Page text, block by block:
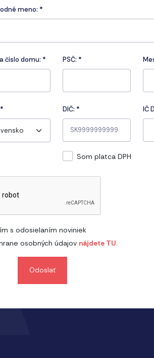
meno: *
číslo domu: * PSČ: *
* DIČ: * IČ
Som platca DPH
s odosielaním noviniek
osobných údajov nájdete TU.
Odoslať